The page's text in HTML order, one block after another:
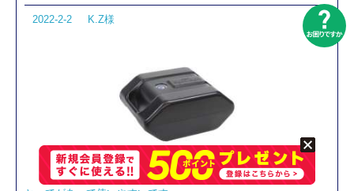
2022-2-2 K.Z様